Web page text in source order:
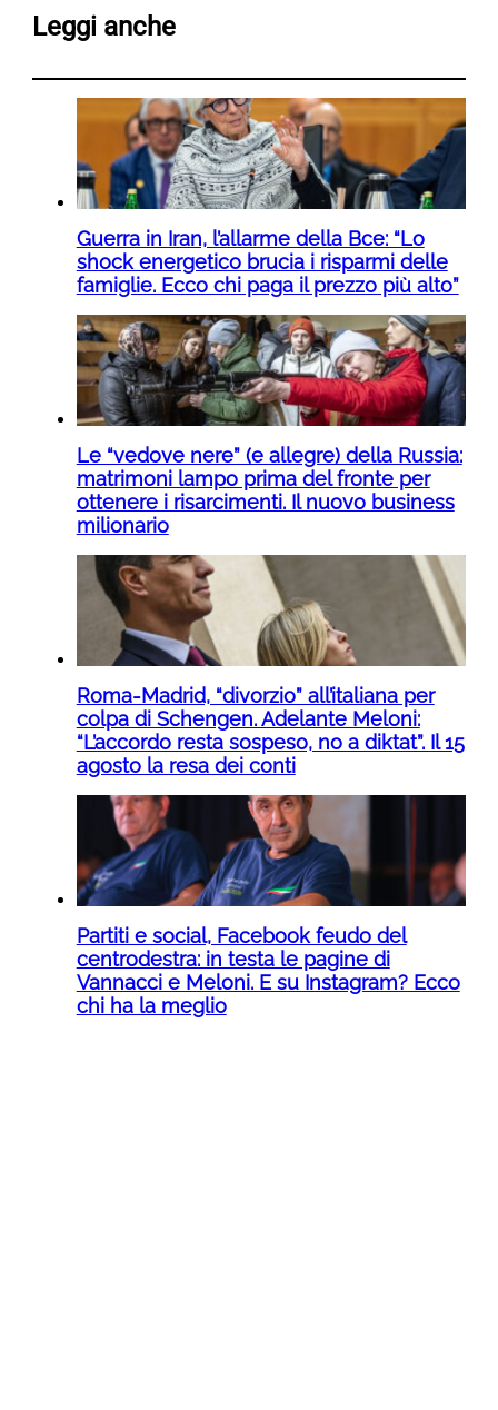
Leggi anche
Guerra in Iran, l’allarme della Bce: “Lo
shock energetico brucia i risparmi delle
famiglie. Ecco chi paga il prezzo più alto”
Le “vedove nere” (e allegre) della Russia:
matrimoni lampo prima del fronte per
ottenere i risarcimenti. Il nuovo business
milionario
Roma-Madrid, “divorzio” all’italiana per
colpa di Schengen. Adelante Meloni:
“L’accordo resta sospeso, no a diktat”. Il 15
agosto la resa dei conti
Partiti e social, Facebook feudo del
centrodestra: in testa le pagine di
Vannacci e Meloni. E su Instagram? Ecco
chi ha la meglio